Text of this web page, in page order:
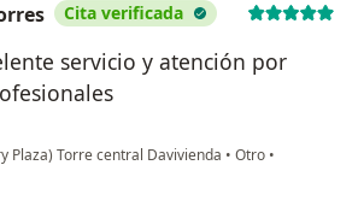
Cita verificada
servicio y atención por
Plaza) Torre central Davivienda • Otro •
Torres